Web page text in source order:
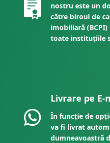
nostru este un
către biroul de
imobiliară
toate instituțiile
Livrare pe E-
În funcție de
va fi livrat
dumneavoastră